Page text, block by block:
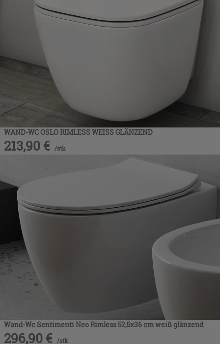
WAND-WC OSLO RIMLESS WEISS GLÄNZEND
213,90 € /stk
Wand-Wc Sentimenti Neo Rimless 52,5x36 cm weiß glänzend
296,90 € /stk